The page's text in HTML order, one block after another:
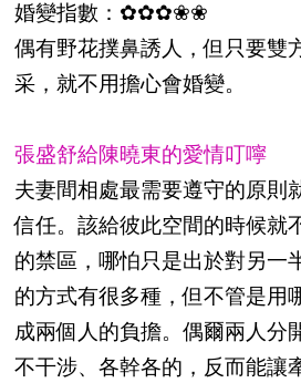
婚變指數：✿✿✿❀❀
偶有野花撲鼻誘人，但只要雙
采，就不用擔心會婚變。
張盛舒給陳曉東的愛情叮嚀
夫妻間相處最需要遵守的原則
信任。該給彼此空間的時候就
的禁區，哪怕只是出於對另一
的方式有很多種，但不管是用
成兩個人的負擔。偶爾兩人分
不干涉、各幹各的，反而能讓